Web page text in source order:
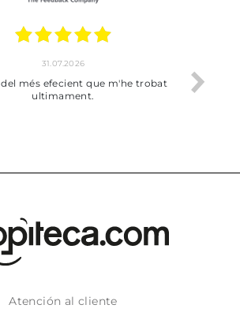
17.07.2026
Bien pero soy de Vilafranca y no me ha
dejado recoger en tienda
Atención al cliente